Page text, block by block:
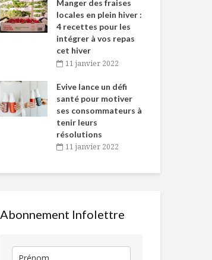
Manger des fraises
locales en plein hiver :
4 recettes pour les
intégrer à vos repas
cet hiver
11 janvier 2022
Evive lance un défi
santé pour motiver
ses consommateurs à
tenir leurs
résolutions
11 janvier 2022
Abonnement Infolettre
Braisade de cerf à
la bière ambrée et
au pain d’épices
Pizza dessert
toute fleurie
disponibles en